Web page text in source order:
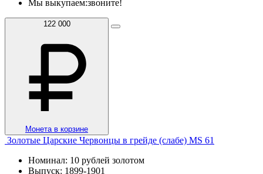
Мы выкупаем:звоните!
122 000
Монета в корзине
Золотые Царские Червонцы в грейде (слабе) MS 61
Номинал: 10 рублей золотом
Выпуск: 1899-1901